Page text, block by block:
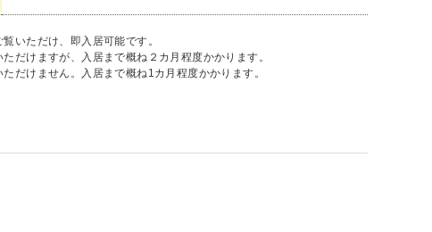
いただけ、即入居可能です。
だけますが、入居まで概ね２カ月程度かかります。
だけません。入居まで概ね1カ月程度かかります。